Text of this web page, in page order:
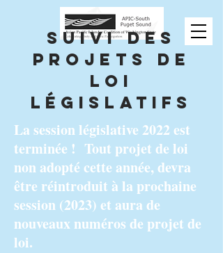
suivi des
projets de
loi
législatifs
La session législative 2022 est
terminée ! Tout projet de loi
non adopté cette année, devra
être réintroduit à la prochaine
session (2023) et aura de
nouveaux numéros de projet de
loi.